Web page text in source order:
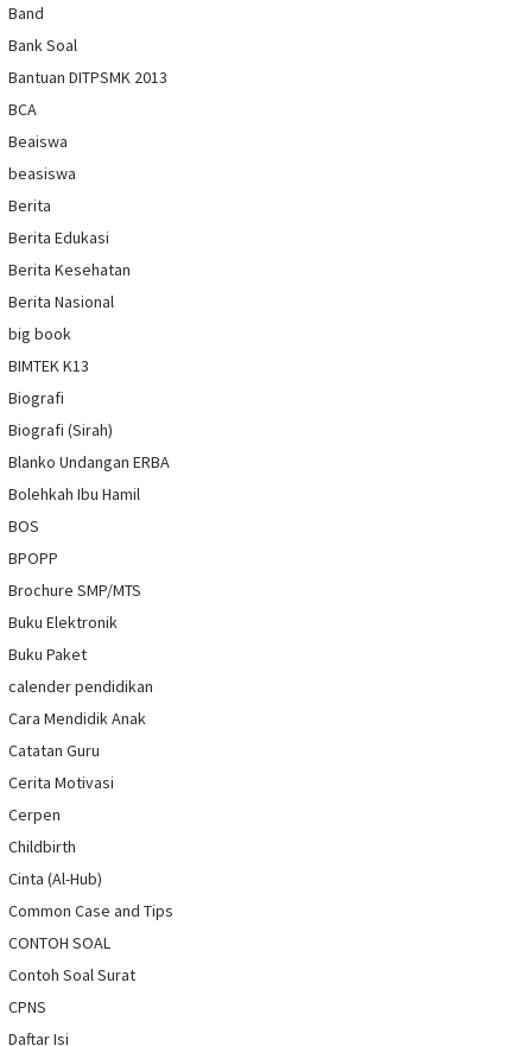
Band
Bank Soal
Bantuan DITPSMK 2013
BCA
Beaiswa
beasiswa
Berita
Berita Edukasi
Berita Kesehatan
Berita Nasional
big book
BIMTEK K13
Biografi
Biografi (Sirah)
Blanko Undangan ERBA
Bolehkah Ibu Hamil
BOS
BPOPP
Brochure SMP/MTS
Buku Elektronik
Buku Paket
calender pendidikan
Cara Mendidik Anak
Catatan Guru
Cerita Motivasi
Cerpen
Childbirth
Cinta (Al-Hub)
Common Case and Tips
CONTOH SOAL
Contoh Soal Surat
CPNS
Daftar Isi